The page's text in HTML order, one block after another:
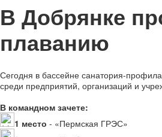
В Добрянке
плаванию
Сегодня в бассейне санатория-
среди предприятий, организаций и
В командном зачете:
1 место - «Пермская ГРЭС»